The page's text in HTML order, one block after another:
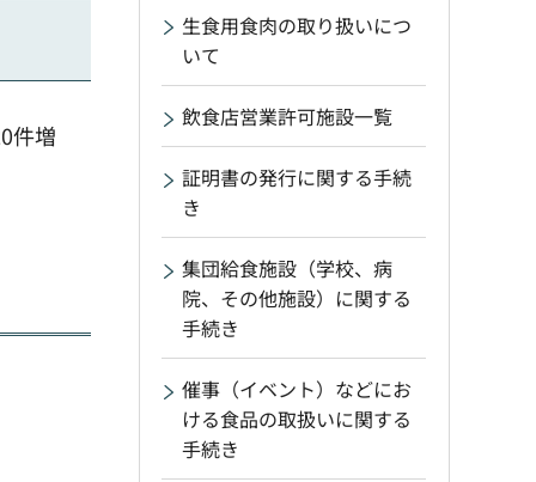
件増
生食用食肉の取り扱いにつ
いて
飲食店営業許可施設一覧
証明書の発行に関する手続
き
集団給食施設（学校、病
院、その他施設）に関する
手続き
催事（イベント）などにお
ける食品の取扱いに関する
手続き